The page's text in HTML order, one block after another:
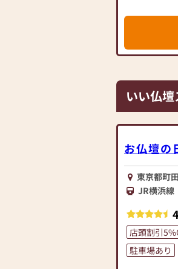
お仏壇のは
お手伝いさ
さい。心地
スタッフ一
「これから
も、
・宗派が分
・マンショ
・仏壇はそ
このような
《無理のな
います。
ご家族にと
と思ってお
店頭の商品
る商品がご
いい仏
お仏壇の
東京都町
JR横浜線
店頭割引
駐車場あり